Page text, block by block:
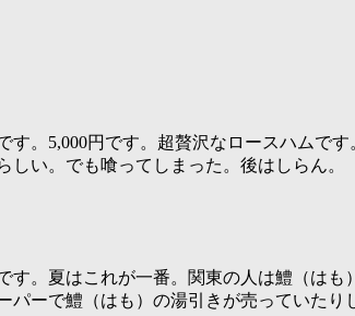
す。5,000円です。超贅沢なロースハムで
しい。でも喰ってしまった。後はしらん。
す。夏はこれが一番。関東の人は鱧（は
パーで鱧（はも）の湯引きが売っていたり